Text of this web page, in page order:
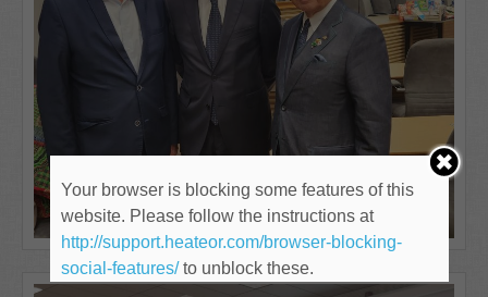
Your browser is blocking some features of this
website. Please follow the instructions at
http://support.heateor.com/browser-blocking-
social-features/to unblock these.